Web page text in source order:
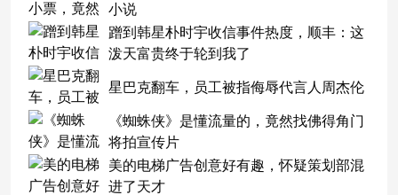
小说
蹭到韩星朴时宇收信事件热度，顺丰：这
泼天富贵终于轮到我了
星巴克翻车，员工被指侮辱代言人周杰伦
《蜘蛛侠》是懂流量的，竟然找佛得角门
将拍宣传片
美的电梯广告创意好有趣，怀疑策划部混
进了天才